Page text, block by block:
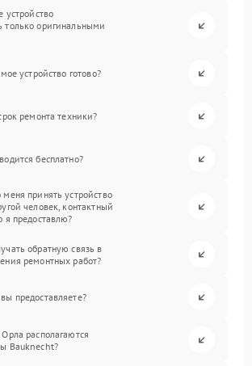
устройство
только оригинальными
устройство готово?
ремонта техники?
бесплатно?
принять устройство
человек, контактный
я предоставлю?
обратную связь в
ремонтных работ?
предоставляете?
располагаются
Bauknecht?